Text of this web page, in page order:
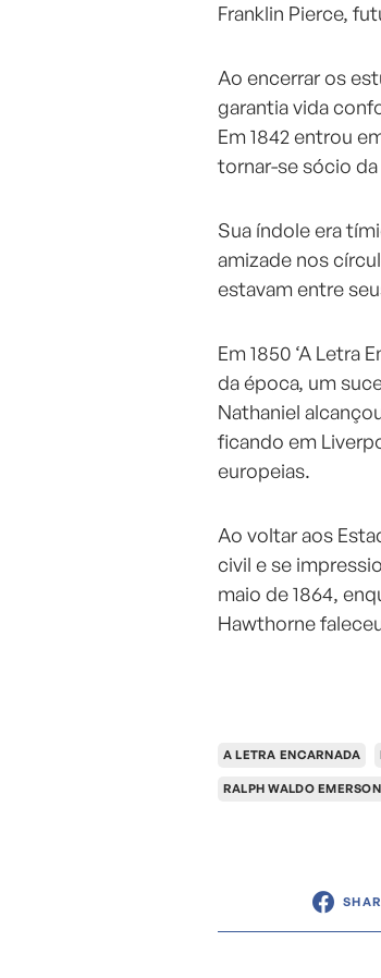
Franklin Pierce,
Ao encerrar os
garantia vida
Em 1842 entrou
tornar-se sócio
Sua índole era
amizade nos
estavam entre
Em 1850 ‘A
da época, um
Nathaniel
ficando em
europeias.
Ao voltar aos
civil e se
maio de 1864,
Hawthorne
A LETRA ENCARNADA
RALPH WALDO EMERSON